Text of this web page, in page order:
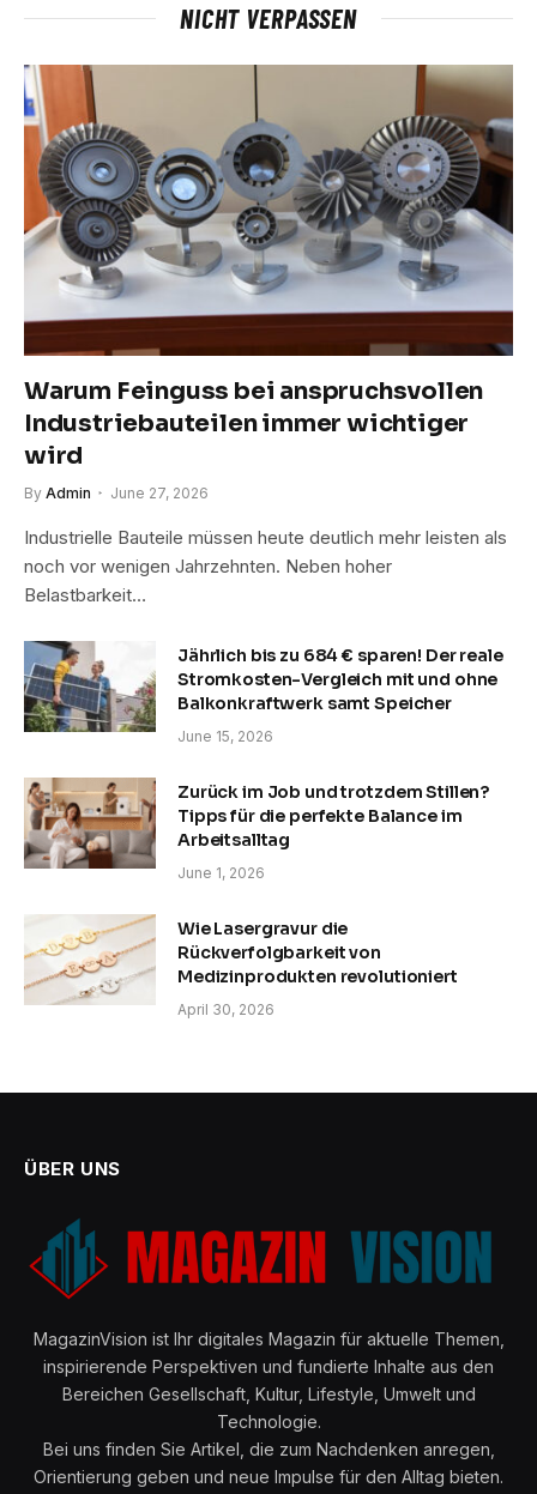
NICHT VERPASSEN
Warum Feinguss bei anspruchsvollen
Industriebauteilen immer wichtiger
wird
By Admin June 27, 2026
Industrielle Bauteile müssen heute deutlich mehr leisten als
noch vor wenigen Jahrzehnten. Neben hoher
Belastbarkeit…
Jährlich bis zu 684 € sparen! Der reale
Stromkosten-Vergleich mit und ohne
Balkonkraftwerk samt Speicher
June 15, 2026
Zurück im Job und trotzdem Stillen?
Tipps für die perfekte Balance im
Arbeitsalltag
June 1, 2026
Wie Lasergravur die
Rückverfolgbarkeit von
Medizinprodukten revolutioniert
April 30, 2026
ÜBER UNS
MagazinVision ist Ihr digitales Magazin für aktuelle Themen,
inspirierende Perspektiven und fundierte Inhalte aus den
Bereichen Gesellschaft, Kultur, Lifestyle, Umwelt und
Technologie.
Bei uns finden Sie Artikel, die zum Nachdenken anregen,
Orientierung geben und neue Impulse für den Alltag bieten.